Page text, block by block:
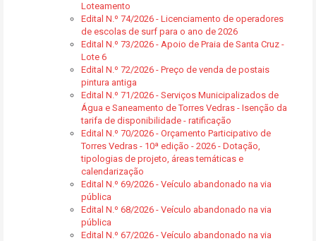
Loteamento
Edital N.º 74/2026 - Licenciamento de operadores
de escolas de surf para o ano de 2026
Edital N.º 73/2026 - Apoio de Praia de Santa Cruz -
Lote 6
Edital N.º 72/2026 - Preço de venda de postais
pintura antiga
Edital N.º 71/2026 - Serviços Municipalizados de
Água e Saneamento de Torres Vedras - Isenção da
tarifa de disponibilidade - ratificação
Edital N.º 70/2026 - Orçamento Participativo de
Torres Vedras - 10ª edição - 2026 - Dotação,
tipologias de projeto, áreas temáticas e
calendarização
Edital N.º 69/2026 - Veículo abandonado na via
pública
Edital N.º 68/2026 - Veículo abandonado na via
pública
Edital N.º 67/2026 - Veículo abandonado na via